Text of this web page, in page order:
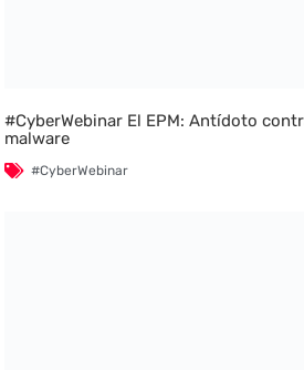
#CyberWebinar El EPM: Antídoto
malware
#CyberWebinar